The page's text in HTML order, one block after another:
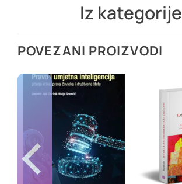
Iz kategorije
POVEZANI PROIZVODI